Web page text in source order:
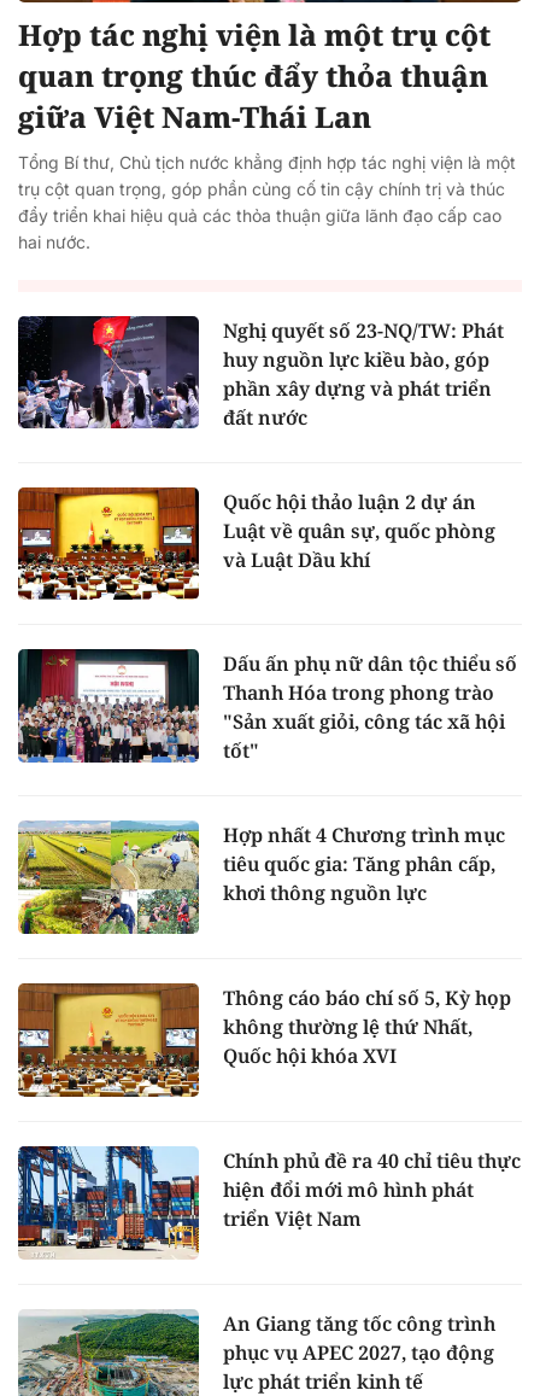
Hợp tác nghị viện là một trụ cột
quan trọng thúc đẩy thỏa thuận
giữa Việt Nam-Thái Lan
Tổng Bí thư, Chủ tịch nước khẳng định hợp tác nghị viện là một
trụ cột quan trọng, góp phần củng cố tin cậy chính trị và thúc
đẩy triển khai hiệu quả các thỏa thuận giữa lãnh đạo cấp cao
hai nước.
Nghị quyết số 23-NQ/TW: Phát
huy nguồn lực kiều bào, góp
phần xây dựng và phát triển
đất nước
Quốc hội thảo luận 2 dự án
Luật về quân sự, quốc phòng
và Luật Dầu khí
Dấu ấn phụ nữ dân tộc thiểu số
Thanh Hóa trong phong trào
"Sản xuất giỏi, công tác xã hội
tốt"
Hợp nhất 4 Chương trình mục
tiêu quốc gia: Tăng phân cấp,
khơi thông nguồn lực
Thông cáo báo chí số 5, Kỳ họp
không thường lệ thứ Nhất,
Quốc hội khóa XVI
Chính phủ đề ra 40 chỉ tiêu thực
hiện đổi mới mô hình phát
triển Việt Nam
An Giang tăng tốc công trình
phục vụ APEC 2027, tạo động
lực phát triển kinh tế